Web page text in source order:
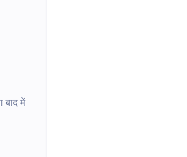
बाद में